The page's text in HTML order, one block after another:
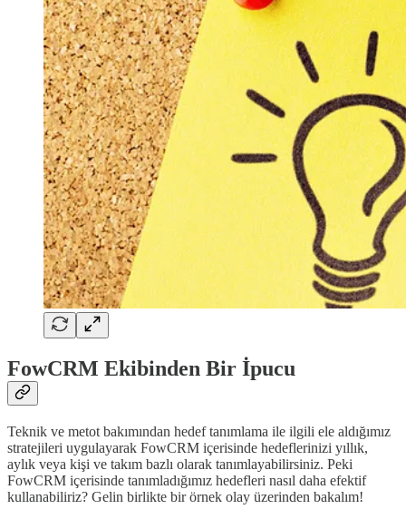
FowCRM Ekibinden Bir İpucu
Teknik ve metot bakımından hedef tanımlama ile ilgili ele aldığımız
stratejileri uygulayarak FowCRM içerisinde hedeflerinizi yıllık,
aylık veya kişi ve takım bazlı olarak tanımlayabilirsiniz. Peki
FowCRM içerisinde tanımladığımız hedefleri nasıl daha efektif
kullanabiliriz? Gelin birlikte bir örnek olay üzerinden bakalım!